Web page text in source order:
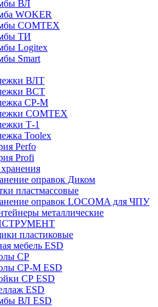
ВЛ
WOKER
COMTEX
ТИ
Logitex
Smart
ВЛТ
ВСТ
СР-М
COMTEX
Т-1
Toolex
Perfo
Profi
оправок Диком
пластмассовые
оправок LOCOMA для ЧПУ
металлические
пластиковые
мебель ESD
СР
СР-М ESD
СР ESD
ESD
ВЛ ESD